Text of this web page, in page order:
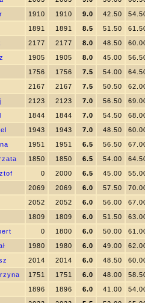
1910 1910 9.0 42.50
1891 1891 8.5 51.50
2177 2177 8.0 48.50
1905 1905 8.0 45.00
1756 1756 7.5 54.00
2167 2167 7.5 50.50
2123 2123 7.0 56.50
1844 1844 7.0 54.50
1943 1943 7.0 48.50
1951 1951 6.5 56.50
1850 1850 6.5 54.00
0 2000 6.5 45.00
2069 2069 6.0 57.50
2052 2052 6.0 56.00
1809 1809 6.0 51.50
0 1800 6.0 50.00
1980 1980 6.0 49.00
2014 2014 6.0 48.50
1751 1751 6.0 48.00
1896 1896 6.0 41.00